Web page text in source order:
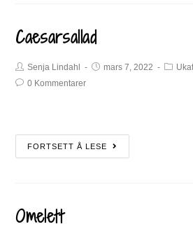
Caesarsallad
Senja Lindahl mars 7, 2022
0 Kommentarer
FORTSETT Å LESE
Omelett